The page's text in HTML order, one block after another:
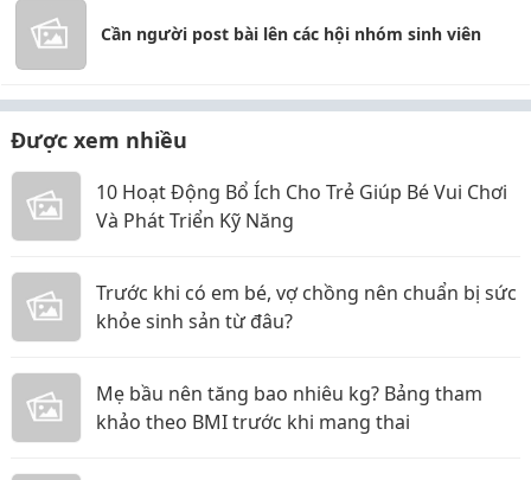
Cần người post bài lên các hội nhóm sinh viên
Được xem nhiều
10 Hoạt Động Bổ Ích Cho Trẻ Giúp Bé Vui Chơi
Và Phát Triển Kỹ Năng
Trước khi có em bé, vợ chồng nên chuẩn bị sức
khỏe sinh sản từ đâu?
Mẹ bầu nên tăng bao nhiêu kg? Bảng tham
khảo theo BMI trước khi mang thai